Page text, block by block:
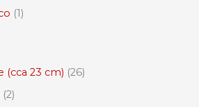
1
(cca 23 cm) 26
2